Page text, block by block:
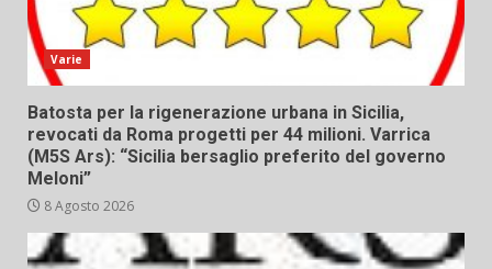
Varie
Batosta per la rigenerazione urbana in Sicilia,
revocati da Roma progetti per 44 milioni. Varrica
(M5S Ars): “Sicilia bersaglio preferito del governo
Meloni”
8 Agosto 2026